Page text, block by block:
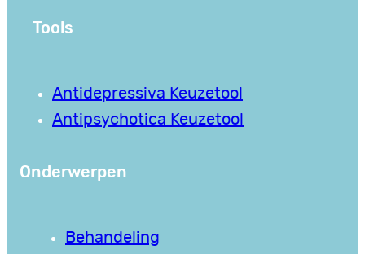
Tools
Antidepressiva Keuzetool
Antipsychotica Keuzetool
Onderwerpen
Behandeling